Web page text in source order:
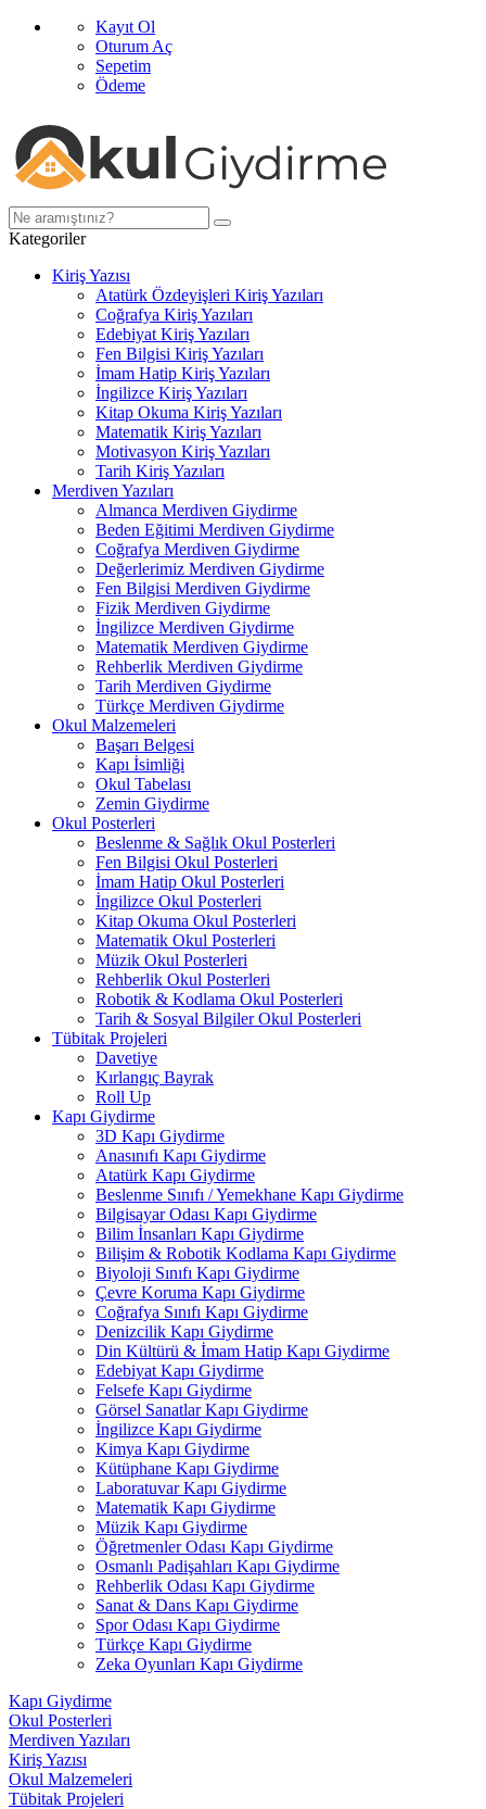
Kayıt Ol
Oturum Aç
Sepetim
Ödeme
Kategoriler
Kiriş Yazısı
Atatürk Özdeyişleri Kiriş Yazıları
Coğrafya Kiriş Yazıları
Edebiyat Kiriş Yazıları
Fen Bilgisi Kiriş Yazıları
İmam Hatip Kiriş Yazıları
İngilizce Kiriş Yazıları
Kitap Okuma Kiriş Yazıları
Matematik Kiriş Yazıları
Motivasyon Kiriş Yazıları
Tarih Kiriş Yazıları
Merdiven Yazıları
Almanca Merdiven Giydirme
Beden Eğitimi Merdiven Giydirme
Coğrafya Merdiven Giydirme
Değerlerimiz Merdiven Giydirme
Fen Bilgisi Merdiven Giydirme
Fizik Merdiven Giydirme
İngilizce Merdiven Giydirme
Matematik Merdiven Giydirme
Rehberlik Merdiven Giydirme
Tarih Merdiven Giydirme
Türkçe Merdiven Giydirme
Okul Malzemeleri
Başarı Belgesi
Kapı İsimliği
Okul Tabelası
Zemin Giydirme
Okul Posterleri
Beslenme & Sağlık Okul Posterleri
Fen Bilgisi Okul Posterleri
İmam Hatip Okul Posterleri
İngilizce Okul Posterleri
Kitap Okuma Okul Posterleri
Matematik Okul Posterleri
Müzik Okul Posterleri
Rehberlik Okul Posterleri
Robotik & Kodlama Okul Posterleri
Tarih & Sosyal Bilgiler Okul Posterleri
Tübitak Projeleri
Davetiye
Kırlangıç Bayrak
Roll Up
Kapı Giydirme
3D Kapı Giydirme
Anasınıfı Kapı Giydirme
Atatürk Kapı Giydirme
Beslenme Sınıfı / Yemekhane Kapı Giydirme
Bilgisayar Odası Kapı Giydirme
Bilim İnsanları Kapı Giydirme
Bilişim & Robotik Kodlama Kapı Giydirme
Biyoloji Sınıfı Kapı Giydirme
Çevre Koruma Kapı Giydirme
Coğrafya Sınıfı Kapı Giydirme
Denizcilik Kapı Giydirme
Din Kültürü & İmam Hatip Kapı Giydirme
Edebiyat Kapı Giydirme
Felsefe Kapı Giydirme
Görsel Sanatlar Kapı Giydirme
İngilizce Kapı Giydirme
Kimya Kapı Giydirme
Kütüphane Kapı Giydirme
Laboratuvar Kapı Giydirme
Matematik Kapı Giydirme
Müzik Kapı Giydirme
Öğretmenler Odası Kapı Giydirme
Osmanlı Padişahları Kapı Giydirme
Rehberlik Odası Kapı Giydirme
Sanat & Dans Kapı Giydirme
Spor Odası Kapı Giydirme
Türkçe Kapı Giydirme
Zeka Oyunları Kapı Giydirme
Kapı Giydirme
Okul Posterleri
Merdiven Yazıları
Kiriş Yazısı
Okul Malzemeleri
Tübitak Projeleri